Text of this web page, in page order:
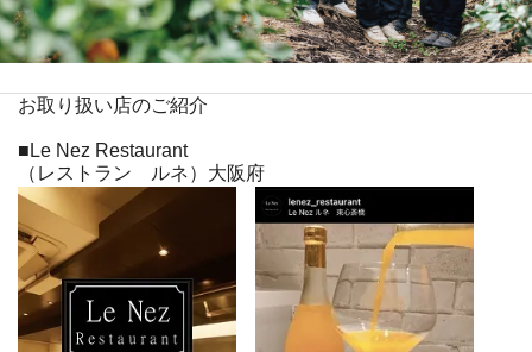
お取り扱い店のご紹介
■Le Nez Restaurant
（レストラン ルネ）大阪府